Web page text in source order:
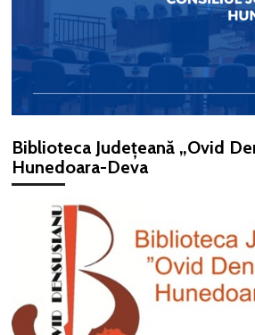
Biblioteca Județeană „Ovid
Hunedoara-Deva